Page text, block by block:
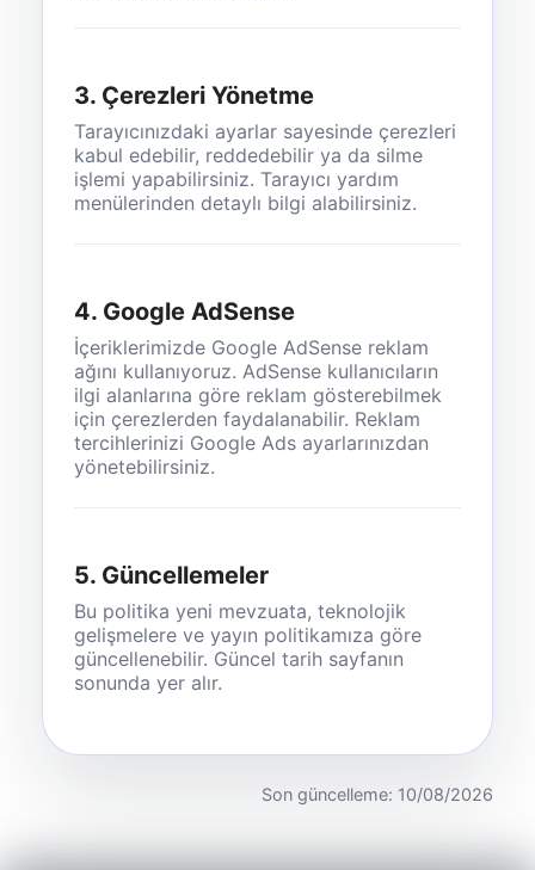
3. Çerezleri Yönetme
Tarayıcınızdaki ayarlar sayesinde çerezleri
kabul edebilir, reddedebilir ya da silme
işlemi yapabilirsiniz. Tarayıcı yardım
menülerinden detaylı bilgi alabilirsiniz.
4. Google AdSense
İçeriklerimizde Google AdSense reklam
ağını kullanıyoruz. AdSense kullanıcıların
ilgi alanlarına göre reklam gösterebilmek
için çerezlerden faydalanabilir. Reklam
tercihlerinizi Google Ads ayarlarınızdan
yönetebilirsiniz.
5. Güncellemeler
Bu politika yeni mevzuata, teknolojik
gelişmelere ve yayın politikamıza göre
güncellenebilir. Güncel tarih sayfanın
sonunda yer alır.
Son güncelleme: 10/08/2026